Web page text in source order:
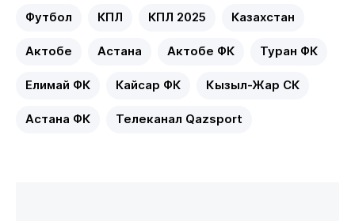
Футбол КПЛ КПЛ 2025 Казахстан
Актобе Астана Актобе ФК Туран ФК
Елимай ФК Кайсар ФК Кызыл-Жар СК
Астана ФК Телеканал Qazsport